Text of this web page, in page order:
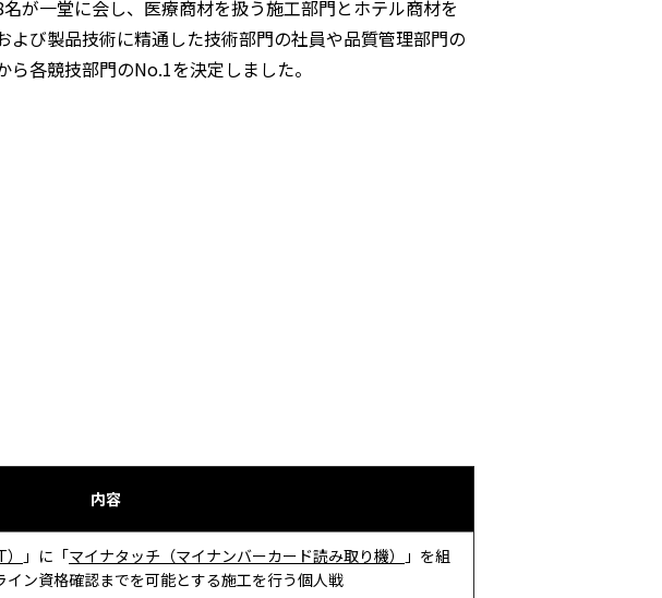
が一堂に会し、医療商材を扱う施工部門とホテル商材を
び製品技術に精通した技術部門の社員や品質管理部門の
各競技部門のNo.1を決定しました。
内容
」に「マイナタッチ（マイナンバーカード読み取り機）
」を組
ン資格確認までを可能とする施工を行う個人戦